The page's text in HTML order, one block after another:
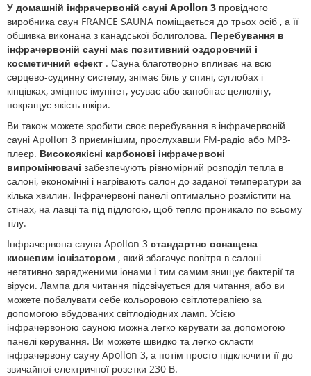
У домашній інфрачервоній сауні Apollon 3 провідного
виробника саун FRANCE SAUNA поміщається до трьох осіб , а її
обшивка виконана з канадської болиголова. Перебування в
інфрачервоній сауні має позитивний оздоровчий і
косметичний ефект . Сауна благотворно впливає на всю
серцево-судинну систему, знімає біль у спині, суглобах і
кінцівках, зміцнює імунітет, усуває або запобігає целюліту,
покращує якість шкіри.
Ви також можете зробити своє перебування в інфрачервоній
сауні Apollon 3 приємнішим, прослухавши FM-радіо або MP3-
плеєр. Високоякісні карбонові інфрачервоні
випромінювачі забезпечують рівномірний розподіл тепла в
салоні, економічні і нагрівають салон до заданої температури за
кілька хвилин. Інфрачервоні панелі оптимально розмістити на
стінах, на лавці та під підлогою, щоб тепло проникало по всьому
тілу.
Інфрачервона сауна Apollon 3 стандартно оснащена
кисневим іонізатором , який збагачує повітря в салоні
негативно зарядженими іонами і тим самим знищує бактерії та
віруси. Лампа для читання підсвічується для читання, або ви
можете побалувати себе кольоровою світлотерапією за
допомогою вбудованих світлодіодних ламп. Усією
інфрачервоною сауною можна легко керувати за допомогою
панелі керування. Ви можете швидко та легко скласти
інфрачервону сауну Apollon 3, а потім просто підключити її до
звичайної електричної розетки 230 В.